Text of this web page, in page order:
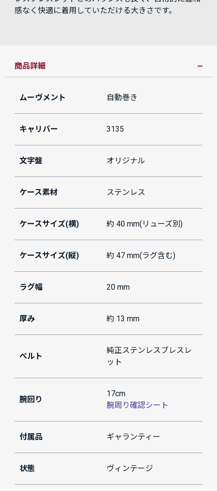
感なく快適に着用していただける大きさです。
商品詳細
ムーヴメント 自動巻き
キャリバー 3135
文字盤 オリジナル
ケース素材 ステンレス
ケースサイズ(横) 約 40 mm(リューズ別)
ケースサイズ(縦) 約 47 mm(ラグ含む)
ラグ幅 20 mm
厚み 約 13 mm
ベルト
純正ステンレスブレスレ
ット
腕回り
17cm
腕周り確認シート
付属品 ギャランティー
状態 ヴィンテージ